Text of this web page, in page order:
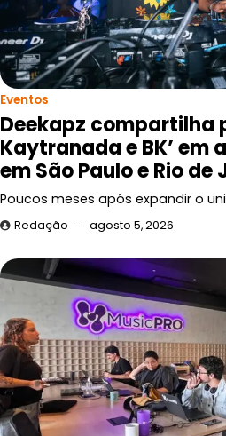
Eventos
Deekapz compartilha
Kaytranada e BK’ em
em São Paulo e Rio de
Poucos meses após expandir o
Redação agosto 5, 2026